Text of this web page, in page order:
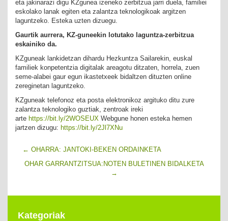
eta jakinarazi digu KZgunea izeneko zerbitzua jarri duela, familiei
eskolako lanak egiten eta zalantza teknologikoak argitzen
laguntzeko. Esteka uzten dizuegu.
Gaurtik aurrera, KZ-guneekin lotutako laguntza-zerbitzua
eskainiko da.
KZguneak lankidetzan dihardu Hezkuntza Sailarekin, euskal
familiek konpetentzia digitalak areagotu ditzaten, horrela, zuen
seme-alabei gaur egun ikastetxeek bidaltzen dituzten online
zereginetan laguntzeko.
KZguneak telefonoz eta posta elektronikoz argituko ditu zure
zalantza teknologiko guztiak, zentroak ireki
arte https://bit.ly/2WOSEUX Webgune honen esteka hemen
jartzen dizugu: https://bit.ly/2Jl7XNu
← OHARRA: JANTOKI-BEKEN ORDAINKETA
OHAR GARRANTZITSUA:NOTEN BULETINEN BIDALKETA
→
Kategoriak